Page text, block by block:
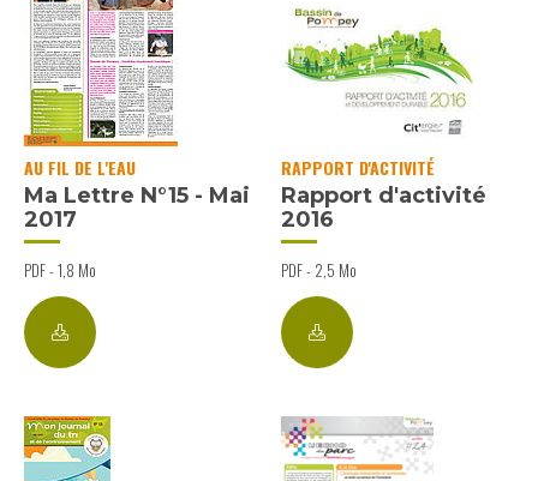
AU FIL DE L'EAU
Ma Lettre N°15 - Mai
2017
PDF - 1,8 Mo
RAPPORT D'ACTIVITÉ
Rapport d'activité
2016
PDF - 2,5 Mo